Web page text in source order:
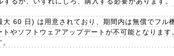
60 日) は用意されており、期間内は無償でフル
やソフトウェアアップデートが不可能となりま